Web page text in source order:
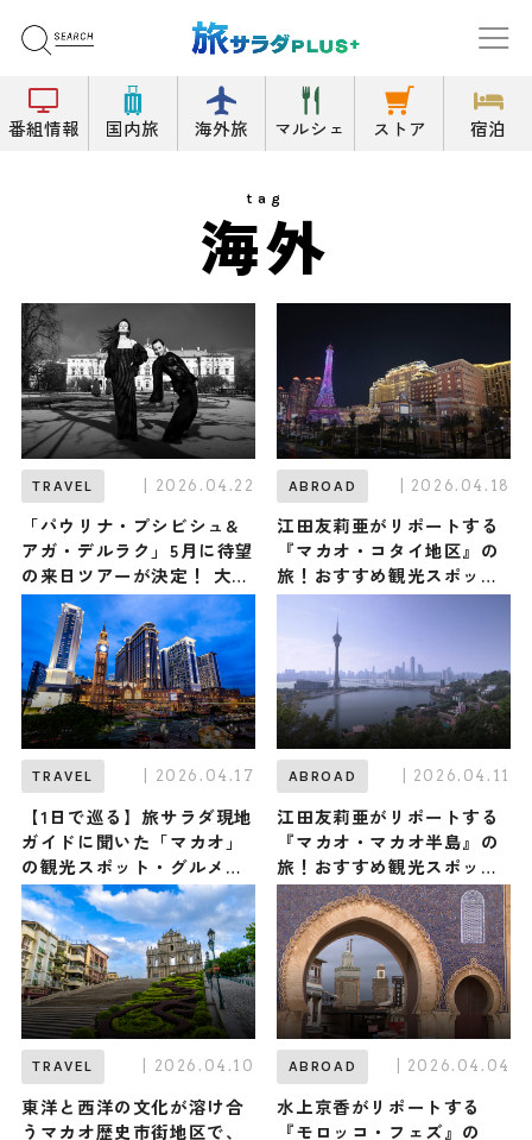
番組情報 国内旅 海外旅 マルシェ ストア 宿泊
tag
海外
TRAVEL | 2026.04.22
「パウリナ・プシビシュ&
アガ・デルラク」5月に待望
の来日ツアーが決定！ 大阪
万博で圧倒的存在感を誇示
したポーランドジャズ界の
カリスマが再降臨
ABROAD | 2026.04.18
江田友莉亜がリポートする
『マカオ・コタイ地区』の
旅！おすすめ観光スポット
やグルメを紹介 2026年4月
18日放送
TRAVEL | 2026.04.17
【1日で巡る】旅サラダ現地
ガイドに聞いた「マカオ」
の観光スポット・グルメ・
お土産3選 / 東洋と西洋が
融合した魅惑のエンタメシ
ティ
ABROAD | 2026.04.11
江田友莉亜がリポートする
『マカオ・マカオ半島』の
旅！おすすめ観光スポット
やグルメを紹介 2026年4月
11日放送
TRAVEL | 2026.04.10
東洋と西洋の文化が溶け合
うマカオ歴史市街地区で、
ABROAD | 2026.04.04
水上京香がリポートする
『モロッコ・フェズ』の